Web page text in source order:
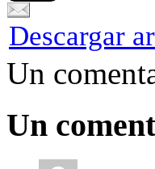
Descargar
Un
Un